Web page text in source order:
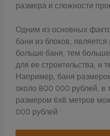
размера и сложности
Одним из основных
бани из блоков,
больше баня, тем
для ее строительства, и
Например, баня
около 800 000 рублей, в
размером 6х8 метров
000 рублей.